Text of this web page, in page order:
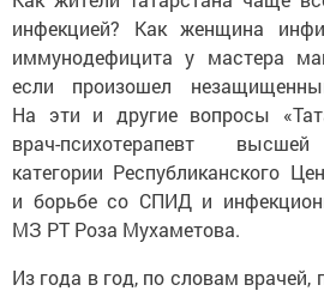
инфекцией? Как женщина
иммунодефицита у мастера
если произошел
На эти и другие вопросы
врач-психотерапевт
категории Республиканского
и борьбе со СПИД и
МЗ РТ Роза Мухаметова.
Из года в год, по словам